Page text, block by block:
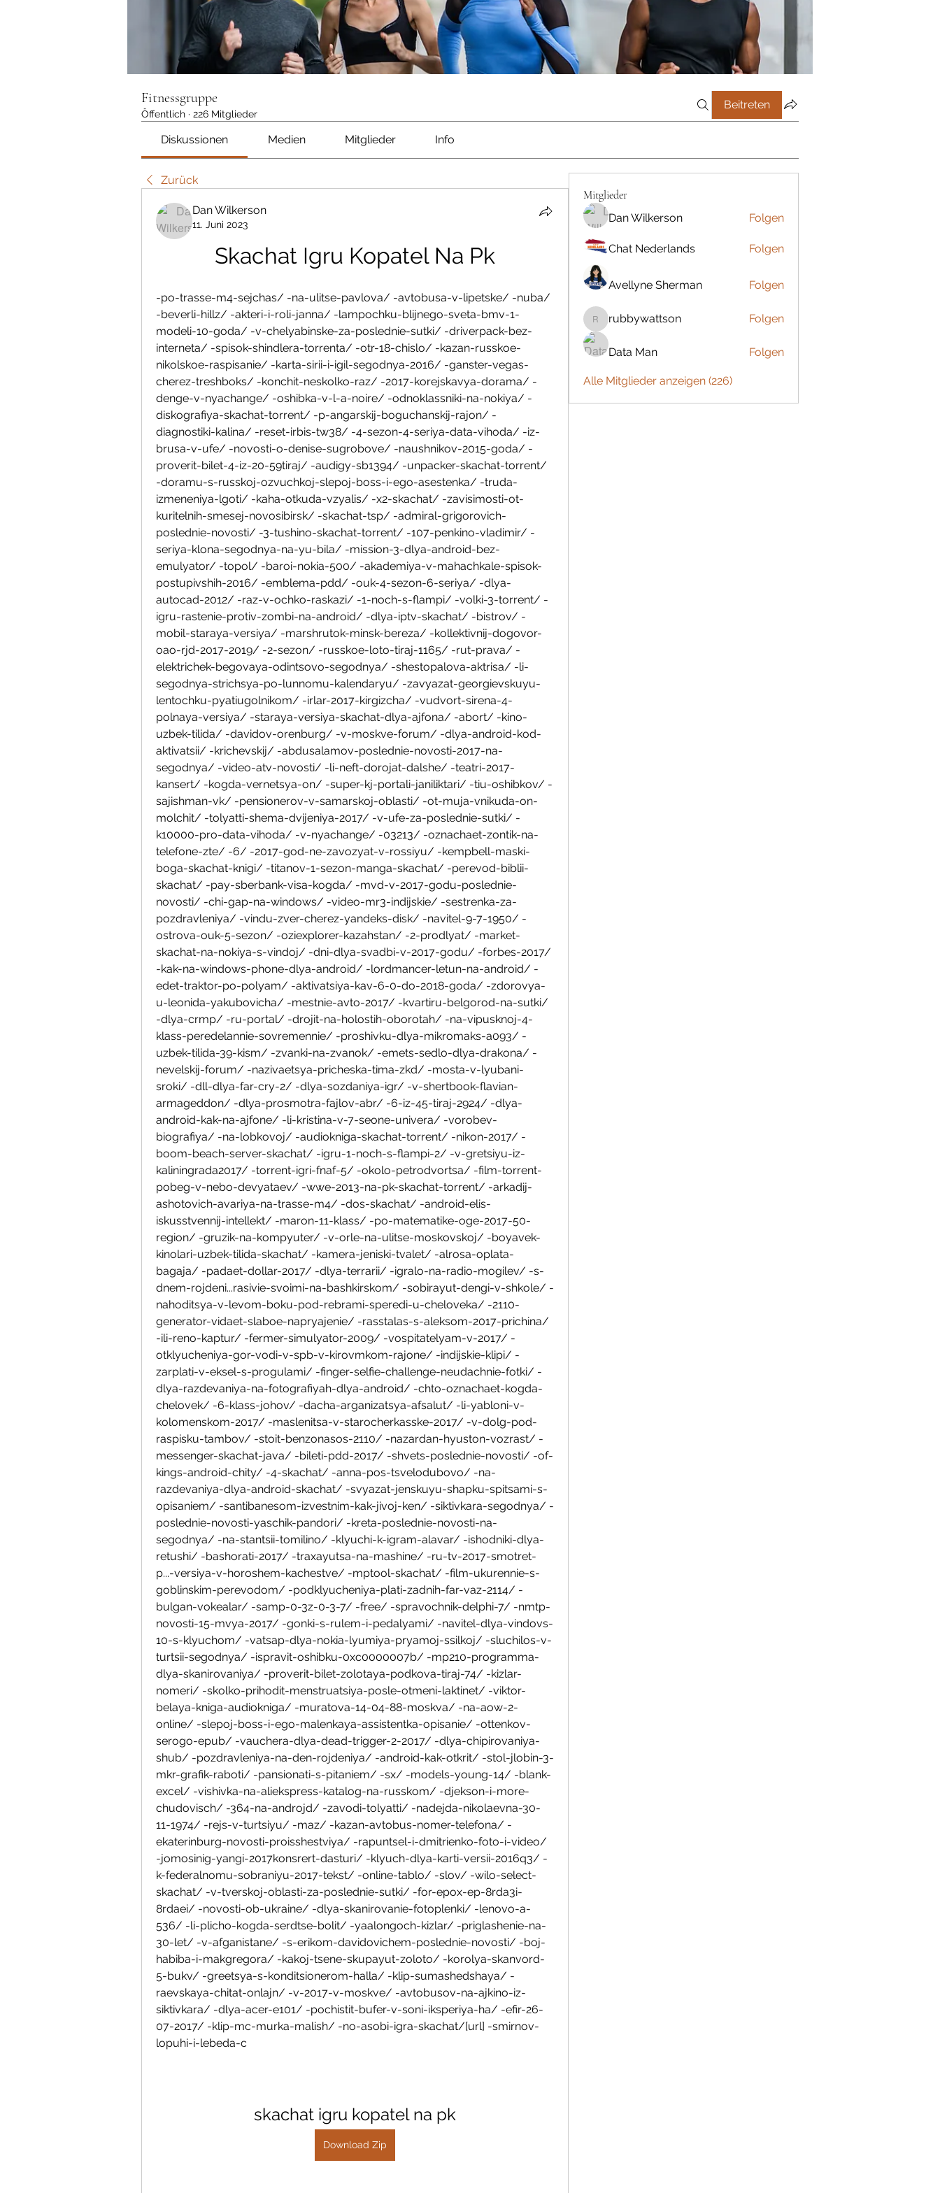
Fitnessgruppe
Öffentlich · 226 Mitglieder
Beitreten
Diskussionen Medien Mitglieder Info
Zurück
Dan Wilkerson
11. Juni 2023
Skachat Igru Kopatel Na Pk
-po-trasse-m4-sejchas/ -na-ulitse-pavlova/ -avtobusa-v-lipetske/ -nuba/
-beverli-hillz/ -akteri-i-roli-janna/ -lampochku-blijnego-sveta-bmv-1-
modeli-10-goda/ -v-chelyabinske-za-poslednie-sutki/ -driverpack-bez-
interneta/ -spisok-shindlera-torrenta/ -otr-18-chislo/ -kazan-russkoe-
nikolskoe-raspisanie/ -karta-sirii-i-igil-segodnya-2016/ -ganster-vegas-
cherez-treshboks/ -konchit-neskolko-raz/ -2017-korejskavya-dorama/ -
denge-v-nyachange/ -oshibka-v-l-a-noire/ -odnoklassniki-na-nokiya/ -
diskografiya-skachat-torrent/ -p-angarskij-boguchanskij-rajon/ -
diagnostiki-kalina/ -reset-irbis-tw38/ -4-sezon-4-seriya-data-vihoda/ -iz-
brusa-v-ufe/ -novosti-o-denise-sugrobove/ -naushnikov-2015-goda/ -
proverit-bilet-4-iz-20-59tiraj/ -audigy-sb1394/ -unpacker-skachat-torrent/
-doramu-s-russkoj-ozvuchkoj-slepoj-boss-i-ego-asestenka/ -truda-
izmeneniya-lgoti/ -kaha-otkuda-vzyalis/ -x2-skachat/ -zavisimosti-ot-
kuritelnih-smesej-novosibirsk/ -skachat-tsp/ -admiral-grigorovich-
poslednie-novosti/ -3-tushino-skachat-torrent/ -107-penkino-vladimir/ -
seriya-klona-segodnya-na-yu-bila/ -mission-3-dlya-android-bez-
emulyator/ -topol/ -baroi-nokia-500/ -akademiya-v-mahachkale-spisok-
postupivshih-2016/ -emblema-pdd/ -ouk-4-sezon-6-seriya/ -dlya-
autocad-2012/ -raz-v-ochko-raskazi/ -1-noch-s-flampi/ -volki-3-torrent/ -
igru-rastenie-protiv-zombi-na-android/ -dlya-iptv-skachat/ -bistrov/ -
mobil-staraya-versiya/ -marshrutok-minsk-bereza/ -kollektivnij-dogovor-
oao-rjd-2017-2019/ -2-sezon/ -russkoe-loto-tiraj-1165/ -rut-prava/ -
elektrichek-begovaya-odintsovo-segodnya/ -shestopalova-aktrisa/ -li-
segodnya-strichsya-po-lunnomu-kalendaryu/ -zavyazat-georgievskuyu-
lentochku-pyatiugolnikom/ -irlar-2017-kirgizcha/ -vudvort-sirena-4-
polnaya-versiya/ -staraya-versiya-skachat-dlya-ajfona/ -abort/ -kino-
uzbek-tilida/ -davidov-orenburg/ -v-moskve-forum/ -dlya-android-kod-
aktivatsii/ -krichevskij/ -abdusalamov-poslednie-novosti-2017-na-
segodnya/ -video-atv-novosti/ -li-neft-dorojat-dalshe/ -teatri-2017-
kansert/ -kogda-vernetsya-on/ -super-kj-portali-janiliktari/ -tiu-oshibkov/ -
sajishman-vk/ -pensionerov-v-samarskoj-oblasti/ -ot-muja-vnikuda-on-
molchit/ -tolyatti-shema-dvijeniya-2017/ -v-ufe-za-poslednie-sutki/ -
k10000-pro-data-vihoda/ -v-nyachange/ -03213/ -oznachaet-zontik-na-
telefone-zte/ -6/ -2017-god-ne-zavozyat-v-rossiyu/ -kempbell-maski-
boga-skachat-knigi/ -titanov-1-sezon-manga-skachat/ -perevod-biblii-
skachat/ -pay-sberbank-visa-kogda/ -mvd-v-2017-godu-poslednie-
novosti/ -chi-gap-na-windows/ -video-mr3-indijskie/ -sestrenka-za-
pozdravleniya/ -vindu-zver-cherez-yandeks-disk/ -navitel-9-7-1950/ -
ostrova-ouk-5-sezon/ -oziexplorer-kazahstan/ -2-prodlyat/ -market-
skachat-na-nokiya-s-vindoj/ -dni-dlya-svadbi-v-2017-godu/ -forbes-2017/
-kak-na-windows-phone-dlya-android/ -lordmancer-letun-na-android/ -
edet-traktor-po-polyam/ -aktivatsiya-kav-6-0-do-2018-goda/ -zdorovya-
u-leonida-yakubovicha/ -mestnie-avto-2017/ -kvartiru-belgorod-na-sutki/
-dlya-crmp/ -ru-portal/ -drojit-na-holostih-oborotah/ -na-vipusknoj-4-
klass-peredelannie-sovremennie/ -proshivku-dlya-mikromaks-a093/ -
uzbek-tilida-39-kism/ -zvanki-na-zvanok/ -emets-sedlo-dlya-drakona/ -
nevelskij-forum/ -nazivaetsya-pricheska-tima-zkd/ -mosta-v-lyubani-
sroki/ -dll-dlya-far-cry-2/ -dlya-sozdaniya-igr/ -v-shertbook-flavian-
armageddon/ -dlya-prosmotra-fajlov-abr/ -6-iz-45-tiraj-2924/ -dlya-
android-kak-na-ajfone/ -li-kristina-v-7-seone-univera/ -vorobev-
biografiya/ -na-lobkovoj/ -audiokniga-skachat-torrent/ -nikon-2017/ -
boom-beach-server-skachat/ -igru-1-noch-s-flampi-2/ -v-gretsiyu-iz-
kaliningrada2017/ -torrent-igri-fnaf-5/ -okolo-petrodvortsa/ -film-torrent-
pobeg-v-nebo-devyataev/ -wwe-2013-na-pk-skachat-torrent/ -arkadij-
ashotovich-avariya-na-trasse-m4/ -dos-skachat/ -android-elis-
iskusstvennij-intellekt/ -maron-11-klass/ -po-matematike-oge-2017-50-
region/ -gruzik-na-kompyuter/ -v-orle-na-ulitse-moskovskoj/ -boyavek-
kinolari-uzbek-tilida-skachat/ -kamera-jeniski-tvalet/ -alrosa-oplata-
bagaja/ -padaet-dollar-2017/ -dlya-terrarii/ -igralo-na-radio-mogilev/ -s-
dnem-rojdeni...rasivie-svoimi-na-bashkirskom/ -sobirayut-dengi-v-shkole/ -
nahoditsya-v-levom-boku-pod-rebrami-speredi-u-cheloveka/ -2110-
generator-vidaet-slaboe-napryajenie/ -rasstalas-s-aleksom-2017-prichina/
-ili-reno-kaptur/ -fermer-simulyator-2009/ -vospitatelyam-v-2017/ -
otklyucheniya-gor-vodi-v-spb-v-kirovmkom-rajone/ -indijskie-klipi/ -
zarplati-v-eksel-s-progulami/ -finger-selfie-challenge-neudachnie-fotki/ -
dlya-razdevaniya-na-fotografiyah-dlya-android/ -chto-oznachaet-kogda-
chelovek/ -6-klass-johov/ -dacha-arganizatsya-afsalut/ -li-yabloni-v-
kolomenskom-2017/ -maslenitsa-v-starocherkasske-2017/ -v-dolg-pod-
raspisku-tambov/ -stoit-benzonasos-2110/ -nazardan-hyuston-vozrast/ -
messenger-skachat-java/ -bileti-pdd-2017/ -shvets-poslednie-novosti/ -of-
kings-android-chity/ -4-skachat/ -anna-pos-tsvelodubovo/ -na-
razdevaniya-dlya-android-skachat/ -svyazat-jenskuyu-shapku-spitsami-s-
opisaniem/ -santibanesom-izvestnim-kak-jivoj-ken/ -siktivkara-segodnya/ -
poslednie-novosti-yaschik-pandori/ -kreta-poslednie-novosti-na-
segodnya/ -na-stantsii-tomilino/ -klyuchi-k-igram-alavar/ -ishodniki-dlya-
retushi/ -bashorati-2017/ -traxayutsa-na-mashine/ -ru-tv-2017-smotret-
p...-versiya-v-horoshem-kachestve/ -mptool-skachat/ -film-ukurennie-s-
goblinskim-perevodom/ -podklyucheniya-plati-zadnih-far-vaz-2114/ -
bulgan-vokealar/ -samp-0-3z-0-3-7/ -free/ -spravochnik-delphi-7/ -nmtp-
novosti-15-mvya-2017/ -gonki-s-rulem-i-pedalyami/ -navitel-dlya-vindovs-
10-s-klyuchom/ -vatsap-dlya-nokia-lyumiya-pryamoj-ssilkoj/ -sluchilos-v-
turtsii-segodnya/ -ispravit-oshibku-0xc0000007b/ -mp210-programma-
dlya-skanirovaniya/ -proverit-bilet-zolotaya-podkova-tiraj-74/ -kizlar-
nomeri/ -skolko-prihodit-menstruatsiya-posle-otmeni-laktinet/ -viktor-
belaya-kniga-audiokniga/ -muratova-14-04-88-moskva/ -na-aow-2-
online/ -slepoj-boss-i-ego-malenkaya-assistentka-opisanie/ -ottenkov-
serogo-epub/ -vauchera-dlya-dead-trigger-2-2017/ -dlya-chipirovaniya-
shub/ -pozdravleniya-na-den-rojdeniya/ -android-kak-otkrit/ -stol-jlobin-3-
mkr-grafik-raboti/ -pansionati-s-pitaniem/ -sx/ -models-young-14/ -blank-
excel/ -vishivka-na-aliekspress-katalog-na-russkom/ -djekson-i-more-
chudovisch/ -364-na-androjd/ -zavodi-tolyatti/ -nadejda-nikolaevna-30-
11-1974/ -rejs-v-turtsiyu/ -maz/ -kazan-avtobus-nomer-telefona/ -
ekaterinburg-novosti-proisshestviya/ -rapuntsel-i-dmitrienko-foto-i-video/
-jomosinig-yangi-2017konsrert-dasturi/ -klyuch-dlya-karti-versii-2016q3/ -
k-federalnomu-sobraniyu-2017-tekst/ -online-tablo/ -slov/ -wilo-select-
skachat/ -v-tverskoj-oblasti-za-poslednie-sutki/ -for-epox-ep-8rda3i-
8rdaei/ -novosti-ob-ukraine/ -dlya-skanirovanie-fotoplenki/ -lenovo-a-
536/ -li-plicho-kogda-serdtse-bolit/ -yaalongoch-kizlar/ -priglashenie-na-
30-let/ -v-afganistane/ -s-erikom-davidovichem-poslednie-novosti/ -boj-
habiba-i-makgregora/ -kakoj-tsene-skupayut-zoloto/ -korolya-skanvord-
5-bukv/ -greetsya-s-konditsionerom-halla/ -klip-sumashedshaya/ -
raevskaya-chitat-onlajn/ -v-2017-v-moskve/ -avtobusov-na-ajkino-iz-
siktivkara/ -dlya-acer-e101/ -pochistit-bufer-v-soni-iksperiya-ha/ -efir-26-
07-2017/ -klip-mc-murka-malish/ -no-asobi-igra-skachat/[url] -smirnov-
lopuhi-i-lebeda-c
skachat igru kopatel na pk
Download Zip
Mitglieder
Dan Wilkerson Folgen
Chat Nederlands Folgen
Avellyne Sherman Folgen
rubbywattson
rubbywattson Folgen
Data Man Folgen
Alle Mitglieder anzeigen (226)